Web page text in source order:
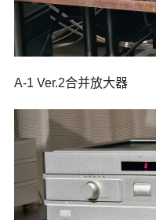
A-1 Ver.2合并放大器